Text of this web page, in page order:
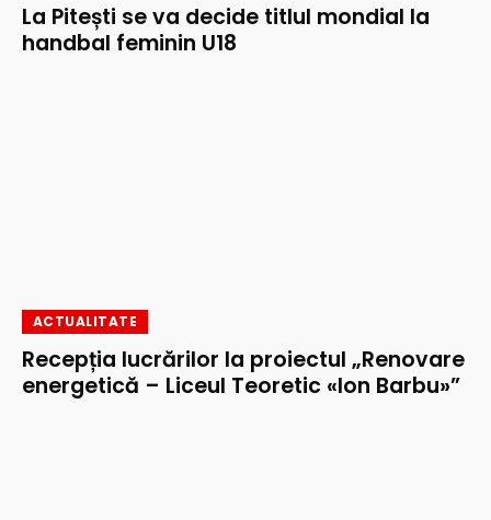
La Pitești se va decide titlul mondial la
handbal feminin U18
ACTUALITATE
Recepția lucrărilor la proiectul „Renovare
energetică – Liceul Teoretic «Ion Barbu»”